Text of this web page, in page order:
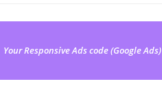
Your Responsive Ads code (Google Ads)